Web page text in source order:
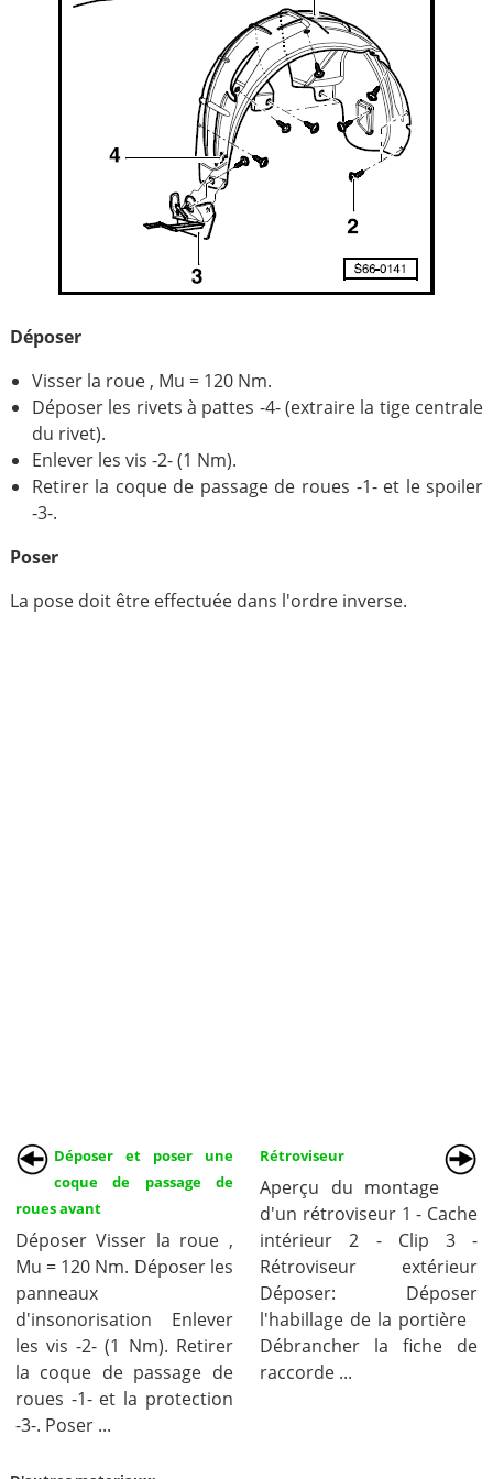
Déposer
Visser la roue , Mu = 120 Nm.
Déposer les rivets à pattes -4- (extraire la tige centrale
du rivet).
Enlever les vis -2- (1 Nm).
Retirer la coque de passage de roues -1- et le spoiler
-3-.
Poser
La pose doit être effectuée dans l'ordre inverse.
Déposer et poser une
coque de passage de
roues avant
Déposer Visser la roue ,
Mu = 120 Nm. Déposer les
panneaux
d'insonorisation Enlever
les vis -2- (1 Nm). Retirer
la coque de passage de
roues -1- et la protection
-3-. Poser ...
Rétroviseur
Aperçu du montage
d'un rétroviseur 1 - Cache
intérieur 2 - Clip 3 -
Rétroviseur extérieur
Déposer: Déposer
l'habillage de la portière
Débrancher la fiche de
raccorde ...